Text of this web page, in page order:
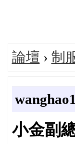
論壇 › 制
小金副